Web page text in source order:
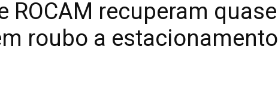
ROCAM recuperam quase
roubo a estacionamento